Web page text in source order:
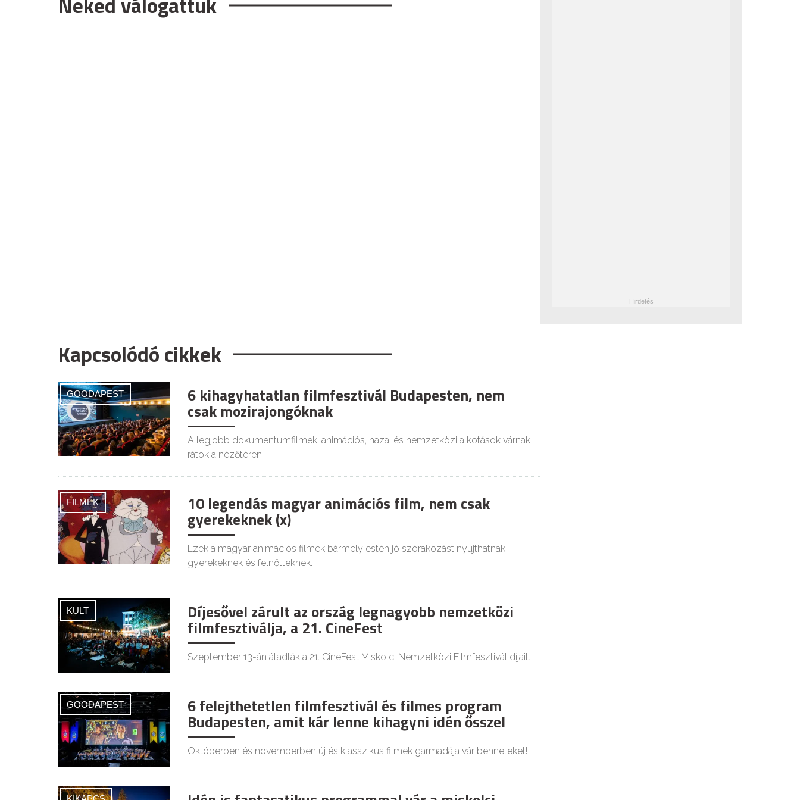
Kapcsolódó cikkek
GOODAPEST 6 kihagyhatatlan filmfesztivál Budapesten, nem
csak mozirajongóknak
A legjobb dokumentumfilmek, animációs, hazai és nemzetközi alkotások várnak
rátok a nézőtéren.
FILMEK 10 legendás magyar animációs film, nem csak
gyerekeknek (x)
Ezek a magyar animációs filmek bármely estén jó szórakozást nyújthatnak
gyerekeknek és felnőtteknek.
KULT Díjesővel zárult az ország legnagyobb nemzetközi
filmfesztiválja, a 21. CineFest
Szeptember 13-án átadták a 21. CineFest Miskolci Nemzetközi Filmfesztivál díjait.
GOODAPEST 6 felejthetetlen filmfesztivál és filmes program
Budapesten, amit kár lenne kihagyni idén ősszel
Októberben és novemberben új és klasszikus filmek garmadája vár benneteket!